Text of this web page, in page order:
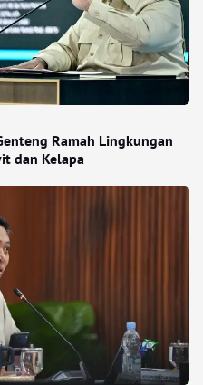
Ramah Lingkungan
dan Kelapa